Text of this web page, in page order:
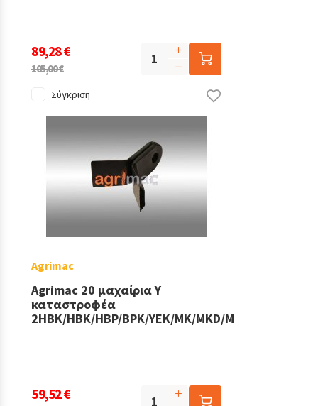
89,28 €
105,00 €
Σύγκριση
Agrimac
Agrimac 20 μαχαίρια Y
καταστροφέα
2HBK/HBK/HBP/BPK/YEK/MK/MKD/MKP/ATK
59,52 €